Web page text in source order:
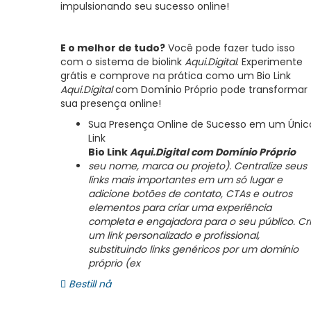
impulsionando seu sucesso online!
E o melhor de tudo? Você pode fazer tudo isso
com o sistema de biolink Aqui.Digital. Experimente
grátis e comprove na prática como um Bio Link
Aqui.Digitalcom Domínio Próprio pode transformar
sua presença online!
Sua Presença Online de Sucesso em um
Link
Bio LinkAqui.Digitalcom Domínio Próprio
seu nome, marca ou projeto). Centralize seus
links mais importantes em um só lugar e
adicione botões de contato, CTAs e outros
elementos para criar uma experiência
completa e engajadora para o seu público.
um link personalizado e profissional,
substituindo links genéricos por um domínio
próprio (ex
Bestill nå